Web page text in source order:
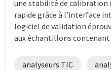
une stabilité de calibration
rapide grâce à l’interface
logiciel de validation
aux échantillons contenant
analyseurs TIC